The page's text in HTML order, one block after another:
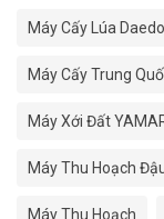
Máy Cấy Lúa
Máy Cấy Trung
Máy Xới Đất
Máy Thu Hoạch
Máy Thu Hoạch